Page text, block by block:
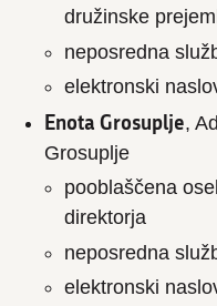
družinske
neposredna
elektronski
Enota Grosuplje,
Grosuplje
pooblaščena
direktorja
neposredna
elektronski